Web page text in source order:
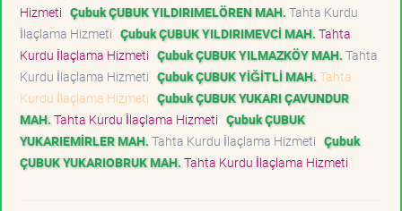
Hizmeti Çubuk ÇUBUK YILDIRIMELÖREN MAH. Tahta Kurdu
İlaçlama Hizmeti Çubuk ÇUBUK YILDIRIMEVCİ MAH. Tahta
Kurdu İlaçlama Hizmeti Çubuk ÇUBUK YILMAZKÖY MAH. Tahta
Kurdu İlaçlama Hizmeti Çubuk ÇUBUK YİĞİTLİ MAH. Tahta
Kurdu İlaçlama Hizmeti Çubuk ÇUBUK YUKARI ÇAVUNDUR
MAH. Tahta Kurdu İlaçlama Hizmeti Çubuk ÇUBUK
YUKARIEMİRLER MAH. Tahta Kurdu İlaçlama Hizmeti Çubuk
ÇUBUK YUKARIOBRUK MAH. Tahta Kurdu İlaçlama Hizmeti